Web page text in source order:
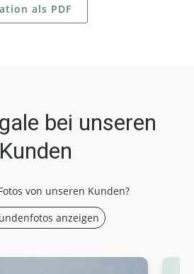
als PDF
bei unseren
Kunden
von unseren Kunden?
anzeigen